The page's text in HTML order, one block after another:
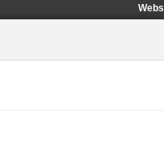
Sie wissen
Kommunizieren Sie
dienen lediglich dem
die einen Filter für bestimmte
Ihres Internetbrowsers